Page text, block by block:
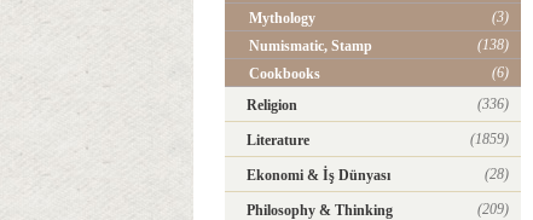
Mythology
(3)
Numismatic, Stamp
(138)
Cookbooks
(6)
Religion
(336)
Literature (1859)
Ekonomi & İş Dünyası (28)
Philosophy & Thinking (209)